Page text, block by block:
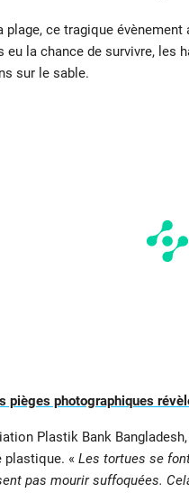
ce tragique
eu la chance de survivre,
sur le sable.
pièges photographiques
Plastik Bank
plastique. « Les tortues se
pas mourir suffoquées.